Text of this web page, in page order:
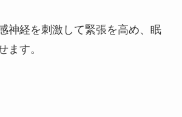
神経を刺激して緊張を高め、眠
ます。